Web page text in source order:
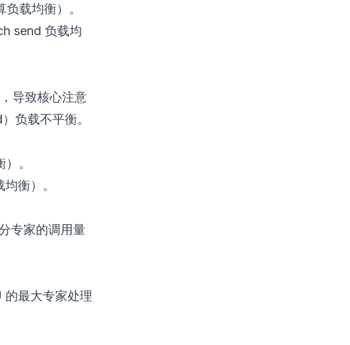
载均衡）。
send 负载均
导致核心注意
负载不平衡。
。
衡）。
专家的调用量
的最大专家处理